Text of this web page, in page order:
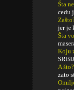
Šta
cedu
jer je
Šta
Koju
A što?
zato